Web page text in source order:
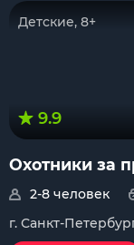
Детские, 8+
9.9
Охотники за
2-8 человек
г. Санкт-